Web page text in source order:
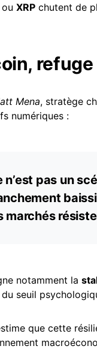
ou XRP chutent de
refuge
Mena, stratège
numériques :
n’est pas un
marchés
notamment la
du seuil
que cette